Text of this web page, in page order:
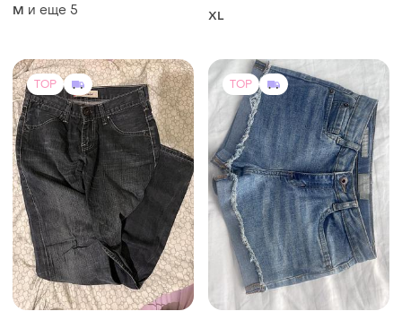
утяжки живота бандалетки
M и еще 5 XL
TOP TOP